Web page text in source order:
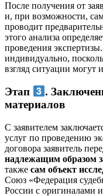
После получения от
и, при возможности,
проводит
этого анализа
проведения
индивидуально,
взгляд ситуации
Этап
.
материалов
С заявителем
услуг по проведению
договора заявитель
надлежащим образом
также сам объект
Союз «Федерация
России с оригиналами